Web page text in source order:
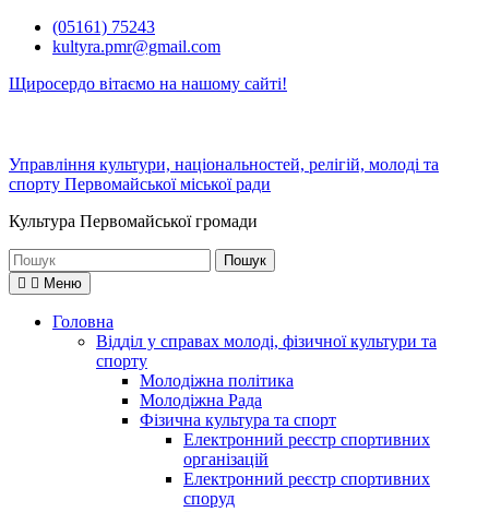
Перейти(05161) 75243
kultyra.pmr@gmail.com
Щиросердо вітаємо на нашому сайті!
Управління культури, національностей, релігій, молоді та
спорту Первомайської міської ради
Культура Первомайcької громади
Шукати:
Меню
Головна
Відділ у справах молоді, фізичної культури та
спорту
Молодіжна політика
Молодіжна Рада
Фізична культура та спорт
Електронний реєстр спортивних
організацій
Електронний реєстр спортивних
споруд